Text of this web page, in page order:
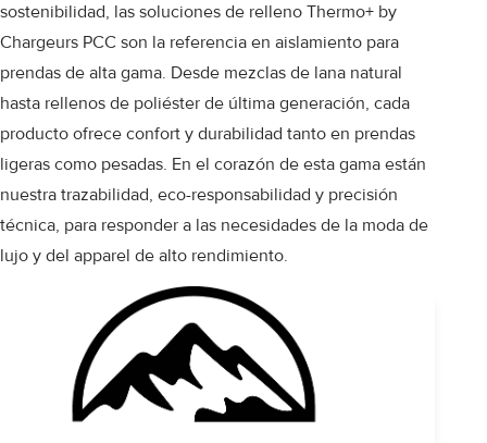
sostenibilidad, las soluciones de relleno Thermo+ by
Chargeurs PCC son la referencia en aislamiento para
prendas de alta gama. Desde mezclas de lana natural
hasta rellenos de poliéster de última generación, cada
producto ofrece confort y durabilidad tanto en prendas
ligeras como pesadas. En el corazón de esta gama están
nuestra trazabilidad, eco-responsabilidad y precisión
técnica, para responder a las necesidades de la moda de
lujo y del apparel de alto rendimiento.